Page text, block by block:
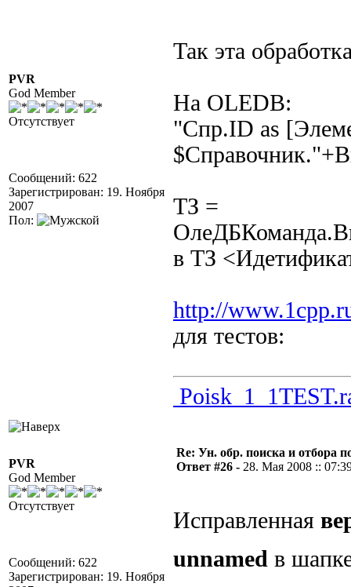
PVR
God Member
Отсутствует
Сообщений: 622
Зарегистрирован: 19. Ноября
2007
Пол:
Так эта
На OLEDB:
"Спр.ID as
ТЗ =
в ТЗ
http://
для тестов:
PVR
God Member
Отсутствует
Сообщений: 622
Зарегистрирован: 19. Ноября
Re: Ун. обр. поиска и отбора
Ответ #26 - 28. Мая 2008 ::
Исправленная
unnamed в